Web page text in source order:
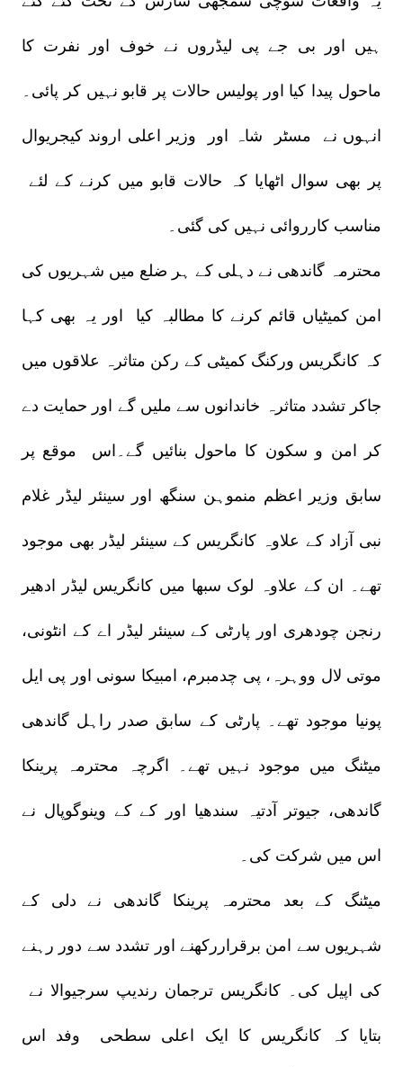
ہیں اور بی جے پی لیڈروں نے خوف اور نفرت کا
ماحول پیدا کیا اور پولیس حالات پر قابو نہیں کر پائی۔
انہوں نے مسٹر شاہ اور وزیر اعلی اروند کیجریوال
پر بھی سوال اٹھایا کہ حالات قابو میں کرنے کے لئے
مناسب کارروائی نہیں کی گئی۔
محترمہ گاندھی نے دہلی کے ہر ضلع میں شہریوں کی
امن کمیٹیاں قائم کرنے کا مطالبہ کیا اور یہ بھی کہا
کہ کانگریس ورکنگ کمیٹی کے رکن متاثرہ علاقوں میں
جاکر تشدد متاثرہ خاندانوں سے ملیں گے اور حمایت دے
کر امن و سکون کا ماحول بنائیں گے۔اس موقع پر
سابق وزیر اعظم منموہن سنگھ اور سینئر لیڈر غلام
نبی آزاد کے علاوہ کانگریس کے سینئر لیڈر بھی موجود
تھے۔ ان کے علاوہ لوک سبھا میں کانگریس لیڈر ادھیر
رنجن چودھری اور پارٹی کے سینئر لیڈر اے کے انٹونی،
موتی لال ووہرہ، پی چدمبرم، امبیکا سونی اور پی ایل
پونیا موجود تھے۔ پارٹی کے سابق صدر راہل گاندھی
میٹنگ میں موجود نہیں تھے۔ اگرچہ محترمہ پرینکا
گاندھی، جیوتر آدتیہ سندھیا اور کے کے وینوگوپال نے
اس میں شرکت کی۔
میٹنگ کے بعد محترمہ پرینکا گاندھی نے دلی کے
شہریوں سے امن برقراررکھنے اور تشدد سے دور رہنے
کی اپیل کی۔ کانگریس ترجمان رندیپ سرجیوالا نے
بتایا کہ کانگریس کا ایک اعلی سطحی وفد اس